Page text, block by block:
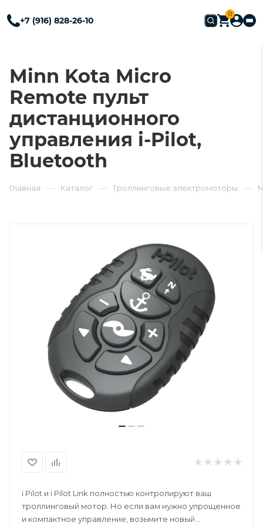
+7 (916) 828-26-10
0
Minn Kota Micro
Remote пульт
дистанционного
управления i-Pilot,
Bluetooth
Главная — Каталог — Троллинговые электромоторы —
i Pilot и i Pilot Link полностью контролируют ваш
троллинговый мотор. Но если вам нужно упрощенное
и компактное управление, возьмите новый